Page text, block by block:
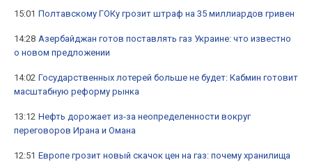
15:01 Полтавскому ГОКу грозит штраф на 35 миллиардов гривен
14:28 Азербайджан готов поставлять газ Украине: что известно
о новом предложении
14:02 Государственных лотерей больше не будет: Кабмин готовит
масштабную реформу рынка
13:12 Нефть дорожает из-за неопределенности вокруг
переговоров Ирана и Омана
12:51 Европе грозит новый скачок цен на газ: почему хранилища